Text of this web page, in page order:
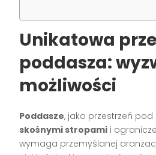
Unikatowa
poddasza:
możliwości
Poddasze, jako przestrzeń
skośnymi stropami i
wymaga przemyślanej